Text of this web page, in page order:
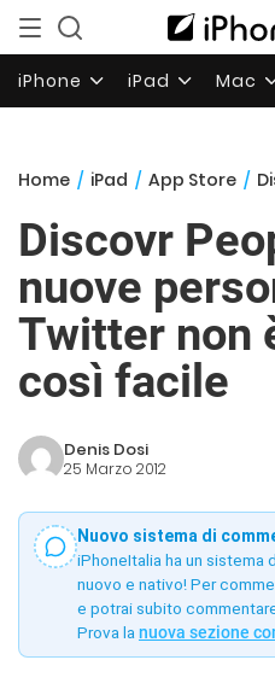
iPhone iPad Mac
Home / iPad / App Store /
Discovr
nuove
Twitter non
così facile
Denis Dosi
25 Marzo 2012
Nuovo sistema di
iPhoneItalia ha un
nuovo e nativo! Per
e potrai subito
Prova la nuova sezione